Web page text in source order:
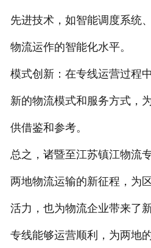
先进技术，如智能调度系统
物流运作的智能化水平。
模式创新：在专线运营过程
新的物流模式和服务方式，
供借鉴和参考。
总之，诸暨至江苏镇江物流
两地物流运输的新征程，为
活力，也为物流企业带来了
专线能够运营顺利，为两地